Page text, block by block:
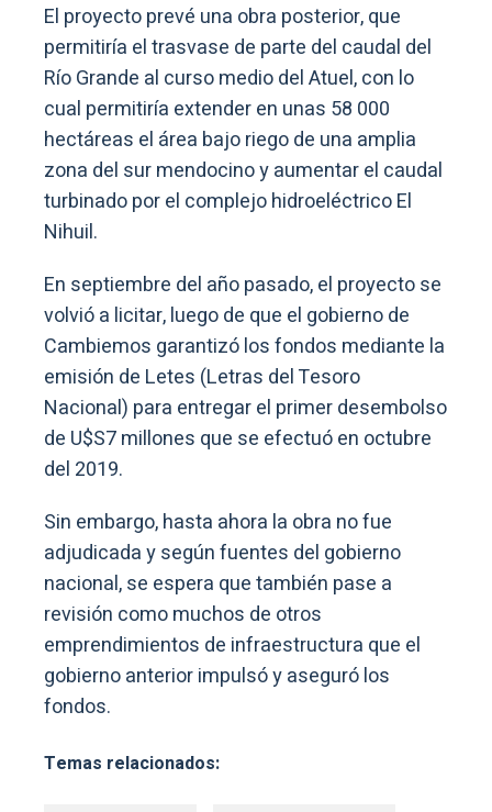
El proyecto prevé una obra posterior, que
permitiría el trasvase de parte del caudal del
Río Grande al curso medio del Atuel, con lo
cual permitiría extender en unas 58 000
hectáreas el área bajo riego de una amplia
zona del sur mendocino y aumentar el caudal
turbinado por el complejo hidroeléctrico El
Nihuil.
En septiembre del año pasado, el proyecto se
volvió a licitar, luego de que el gobierno de
Cambiemos garantizó los fondos mediante la
emisión de Letes (Letras del Tesoro
Nacional) para entregar el primer desembolso
de U$S7 millones que se efectuó en octubre
del 2019.
Sin embargo, hasta ahora la obra no fue
adjudicada y según fuentes del gobierno
nacional, se espera que también pase a
revisión como muchos de otros
emprendimientos de infraestructura que el
gobierno anterior impulsó y aseguró los
fondos.
Temas relacionados: